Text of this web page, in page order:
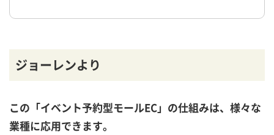
ジョーレンより
この「イベント予約型モールEC」の仕組みは、様々な
業種に応用できます。